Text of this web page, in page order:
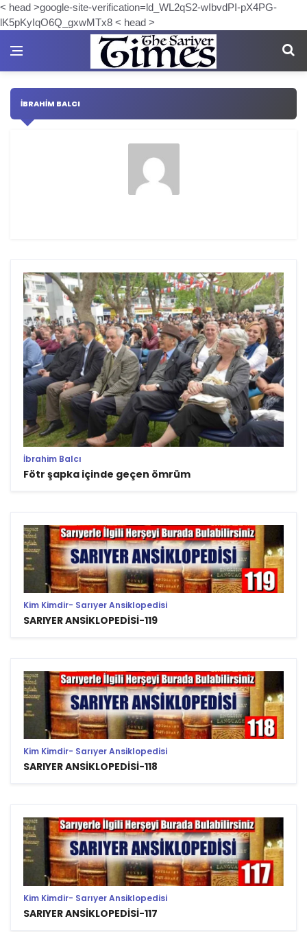
< head >google-site-verification=ld_WL2qS2-wIbvdPI-pX4PG-
lK5pKyIqO6Q_gxwMTx8 < head >
İBRAHIM BALCI
İbrahim Balcı
Fötr şapka içinde geçen ömrüm
Kim Kimdir- Sarıyer Ansiklopedisi
SARIYER ANSİKLOPEDİSİ-119
Kim Kimdir- Sarıyer Ansiklopedisi
SARIYER ANSİKLOPEDİSİ-118
Kim Kimdir- Sarıyer Ansiklopedisi
SARIYER ANSİKLOPEDİSİ-117